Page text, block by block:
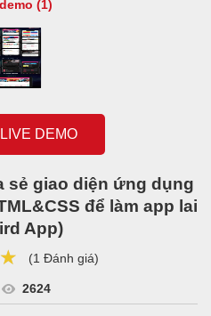
(1)
DEMO
sẻ giao diện ứng dụng
để làm app lai
App)
(1 Đánh giá)
2624